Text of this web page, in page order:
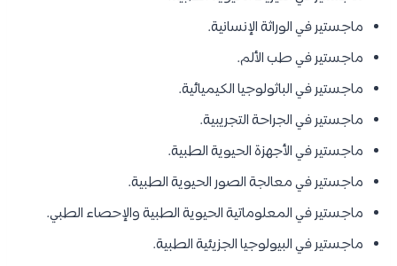
ماجستير في الوراثة الإنسانية.
ماجستير في طب الألم.
ماجستير في الباثولوجيا الكيميائية.
ماجستير في الجراحة التجريبية.
ماجستير في الأجهزة الحيوية الطبية.
ماجستير في معالجة الصور الحيوية الطبية.
ماجستير في المعلوماتية الحيوية الطبية والإحصاء الطبي.
ماجستير في البيولوجيا الجزيئية الطبية.